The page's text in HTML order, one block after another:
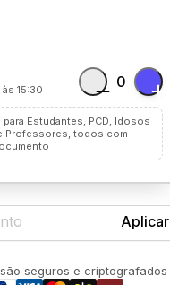
15:30
0
para Estudantes, PCD, Idosos
Professores, todos com
Aplicar
seguros e criptografados